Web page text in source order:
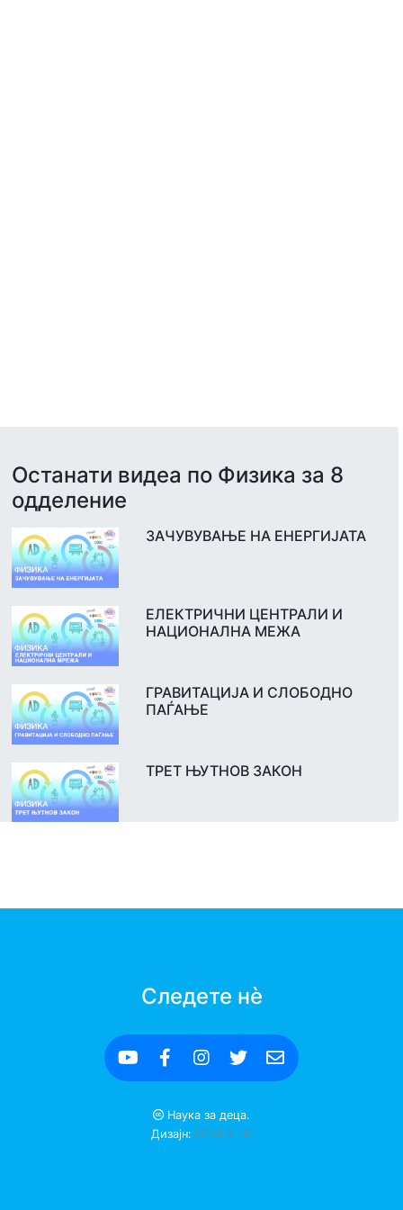
Останати видеа по Физика за 8
одделение
ЗАЧУВУВАЊЕ НА ЕНЕРГИЈАТА
ЕЛЕКТРИЧНИ ЦЕНТРАЛИ И
НАЦИОНАЛНА МЕЖА
ГРАВИТАЦИЈА И СЛОБОДНО
ПАЃАЊЕ
ТРЕТ ЊУТНОВ ЗАКОН
Следете нè
Наука за деца.
Дизајн: HTML5 UP